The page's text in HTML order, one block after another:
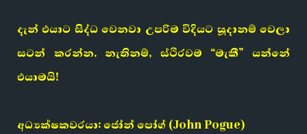
දැන් එයාට සිද්ධ වෙනවා උපරිම විදියට සූදානම් වෙලා
සටන් කරන්න. නැතිනම්, ස්ථිරවම “මැකී” යන්නේ
එයාමයි!
අධ්‍යක්ෂකවරයා: ජෝන් පෝග් (John Pogue)